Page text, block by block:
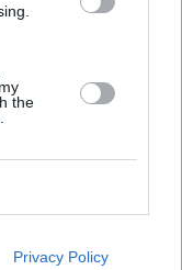
the
Privacy Policy